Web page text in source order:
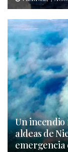
Un incendio
aldeas de
emergencia